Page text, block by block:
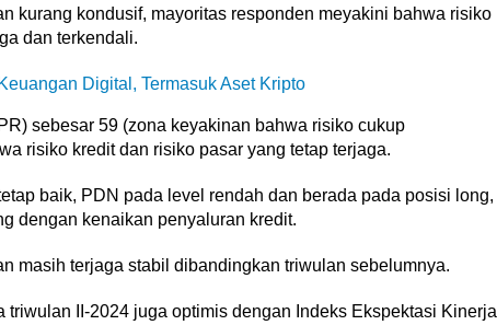
kurang kondusif, mayoritas responden meyakini bahwa risiko
dan terkendali.
Digital, Termasuk Aset Kripto
sebesar 59 (zona keyakinan bahwa risiko cukup
risiko kredit dan risiko pasar yang tetap terjaga.
baik, PDN pada level rendah dan berada pada posisi long,
dengan kenaikan penyaluran kredit.
masih terjaga stabil dibandingkan triwulan sebelumnya.
II-2024 juga optimis dengan Indeks Ekspektasi Kinerja